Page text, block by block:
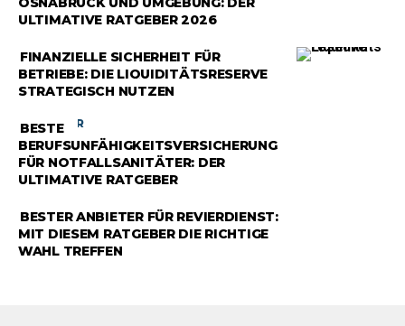
ULTIMATIVE RATGEBER 2026
RATGEBER
FINANZIELLE SICHERHEIT FÜR
BETRIEBE: DIE LIQUIDITÄTSRESERVE
STRATEGISCH NUTZEN
RATGEBER
BESTE
BERUFSUNFÄHIGKEITSVERSICHERUNG
FÜR NOTFALLSANITÄTER: DER
ULTIMATIVE RATGEBER
RATGEBER
BESTER ANBIETER FÜR REVIERDIENST:
MIT DIESEM RATGEBER DIE RICHTIGE
WAHL TREFFEN